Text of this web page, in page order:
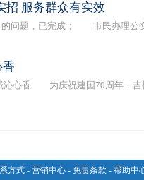
招 服务群众有实效
问题，已完成； 市民办理公
香
沁心香 为庆祝建国70周年，吉
方式 - 营销中心 - 免责条款 - 帮助中